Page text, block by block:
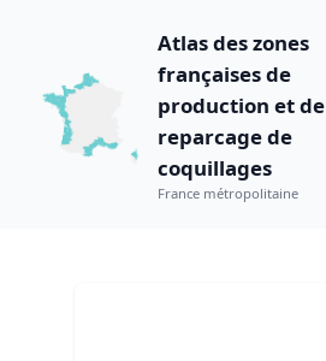
Atlas des zones
françaises de
production et de
reparcage de
coquillages
France métropolitaine